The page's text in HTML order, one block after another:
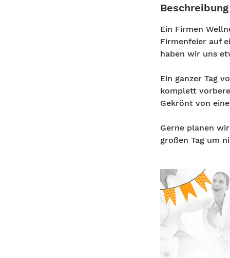
Beschreibung
Ein Firmen
Firmenfeier auf
haben wir uns
Ein ganzer Tag
komplett
Gekrönt von
Gerne planen
großen Tag um